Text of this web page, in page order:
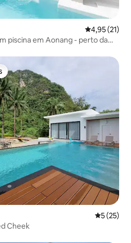
4,95 de uma
4,95 (21)
piscina em Aonang - perto da
5 de uma
5 (25)
Cheek